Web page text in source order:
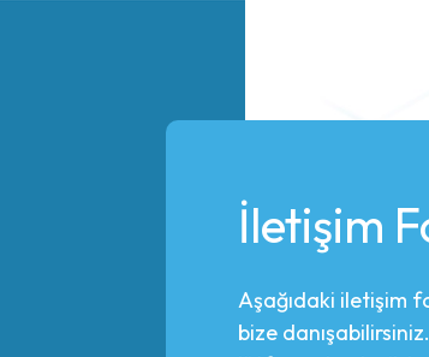
İletişim
Aşağıdaki iletişim
bize